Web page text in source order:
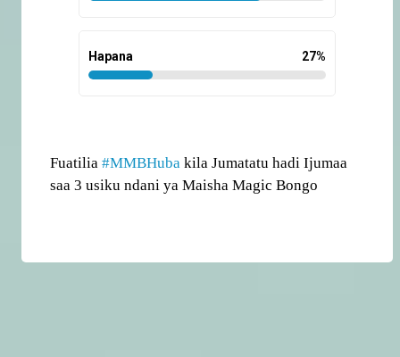
Hapana 27%
Fuatilia #MMBHuba kila Jumatatu hadi Ijumaa
saa 3 usiku ndani ya Maisha Magic Bongo